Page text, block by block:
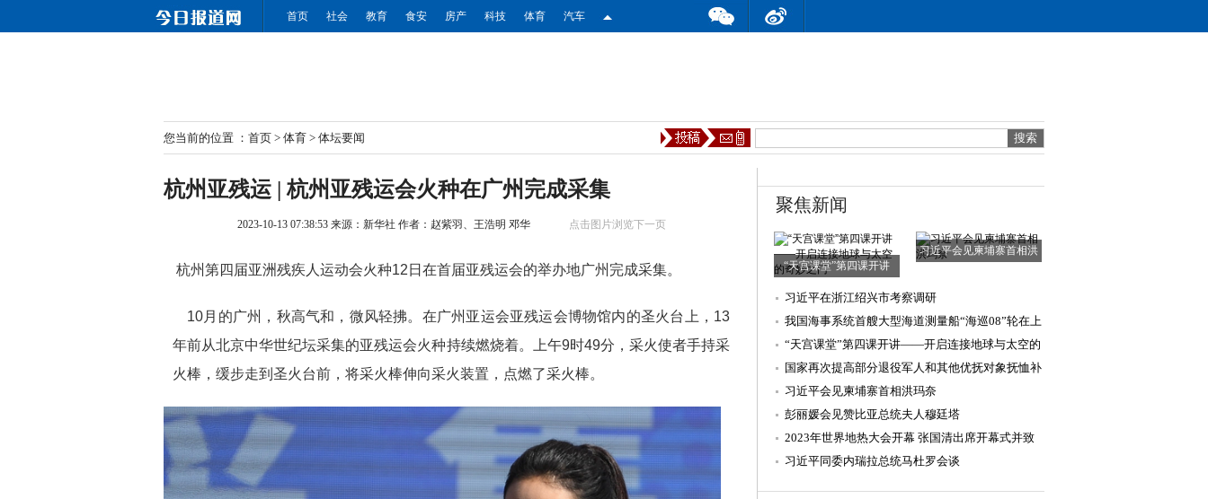
首页 社会 教育 食安 房产 科技 体育 汽车
您当前的位置 ： 首页 > 体育 > 体坛要闻
杭州亚残运 | 杭州亚残运会火种在广州完成采集
2023-10-13 07:38:53 来源：新华社 作者：赵紫羽、王浩明 邓华 点击图片浏览下一页
杭州第四届亚洲残疾人运动会火种12日在首届亚残运会的举办地广州完成采集。
10月的广州，秋高气和，微风轻拂。在广州亚运会亚残运会博物馆内的圣火台上，13
年前从北京中华世纪坛采集的亚残运会火种持续燃烧着。上午9时49分，采火使者手持采
火棒，缓步走到圣火台前，将采火棒伸向采火装置，点燃了采火棒。
聚焦新闻
“天宫课堂”第四课开讲
习近平会见柬埔寨首相洪
习近平在浙江绍兴市考察调研
我国海事系统首艘大型海道测量船“海巡08”轮在上
海列编
“天宫课堂”第四课开讲——开启连接地球与太空的
奇妙之门
国家再次提高部分退役军人和其他优抚对象抚恤补
助标准
习近平会见柬埔寨首相洪玛奈
彭丽媛会见赞比亚总统夫人穆廷塔
2023年世界地热大会开幕 张国清出席开幕式并致
辞
习近平同委内瑞拉总统马杜罗会谈